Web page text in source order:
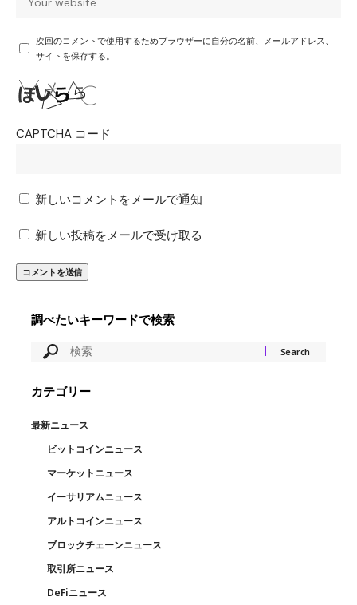
次回のコメントで使用するためブラウザーに自分の名前、メールアドレス、
サイトを保存する。
CAPTCHA コード
新しいコメントをメールで通知
新しい投稿をメールで受け取る
調べたいキーワードで検索
カテゴリー
最新ニュース
ビットコインニュース
マーケットニュース
イーサリアムニュース
アルトコインニュース
ブロックチェーンニュース
取引所ニュース
DeFiニュース